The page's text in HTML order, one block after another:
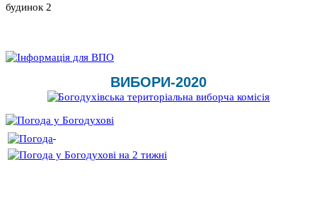
будинок 2
ВИБОРИ-2020